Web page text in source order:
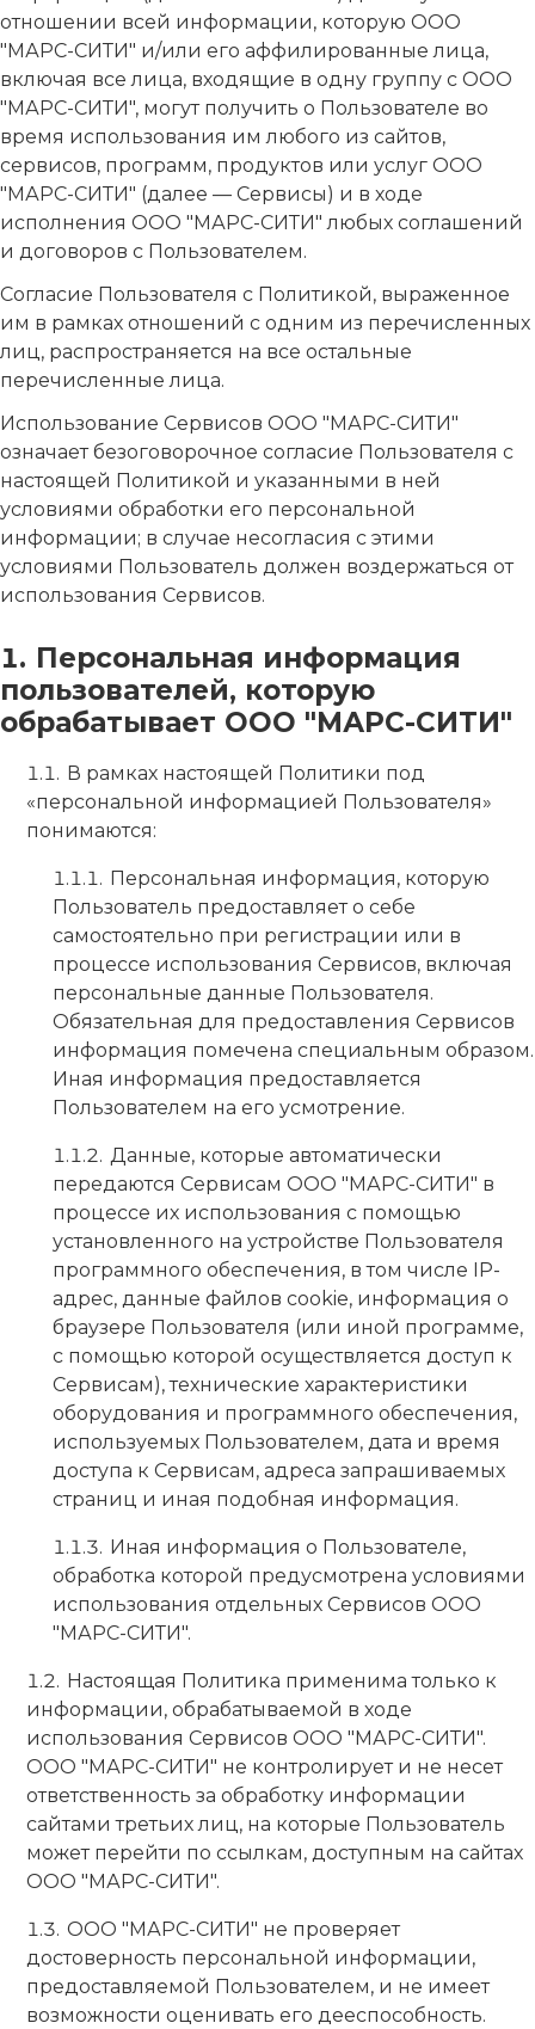
отношении всей информации, которую ООО
"МАРС-СИТИ" и/или его аффилированные лица,
включая все лица, входящие в одну группу с ООО
"МАРС-СИТИ", могут получить о Пользователе во
время использования им любого из сайтов,
сервисов, программ, продуктов или услуг ООО
"МАРС-СИТИ" (далее — Сервисы) и в ходе
исполнения ООО "МАРС-СИТИ" любых соглашений
и договоров с Пользователем.
Согласие Пользователя с Политикой, выраженное
им в рамках отношений с одним из перечисленных
лиц, распространяется на все остальные
перечисленные лица.
Использование Сервисов ООО "МАРС-СИТИ"
означает безоговорочное согласие Пользователя с
настоящей Политикой и указанными в ней
условиями обработки его персональной
информации; в случае несогласия с этими
условиями Пользователь должен воздержаться от
использования Сервисов.
Персональная информация
пользователей, которую
обрабатывает ООО "МАРС-СИТИ"
В рамках настоящей Политики под
«персональной информацией Пользователя»
понимаются:
Персональная информация, которую
Пользователь предоставляет о себе
самостоятельно при регистрации или в
процессе использования Сервисов, включая
персональные данные Пользователя.
Обязательная для предоставления Сервисов
информация помечена специальным образом.
Иная информация предоставляется
Пользователем на его усмотрение.
Данные, которые автоматически
передаются Сервисам ООО "МАРС-СИТИ" в
процессе их использования с помощью
установленного на устройстве Пользователя
программного обеспечения, в том числе IP-
адрес, данные файлов cookie, информация о
браузере Пользователя (или иной программе,
с помощью которой осуществляется доступ к
Сервисам), технические характеристики
оборудования и программного обеспечения,
используемых Пользователем, дата и время
доступа к Сервисам, адреса запрашиваемых
страниц и иная подобная информация.
Иная информация о Пользователе,
обработка которой предусмотрена условиями
использования отдельных Сервисов ООО
"МАРС-СИТИ".
Настоящая Политика применима только к
информации, обрабатываемой в ходе
использования Сервисов ООО "МАРС-СИТИ".
ООО "МАРС-СИТИ" не контролирует и не несет
ответственность за обработку информации
сайтами третьих лиц, на которые Пользователь
может перейти по ссылкам, доступным на сайтах
ООО "МАРС-СИТИ".
ООО "МАРС-СИТИ" не проверяет
достоверность персональной информации,
предоставляемой Пользователем, и не имеет
возможности оценивать его дееспособность.